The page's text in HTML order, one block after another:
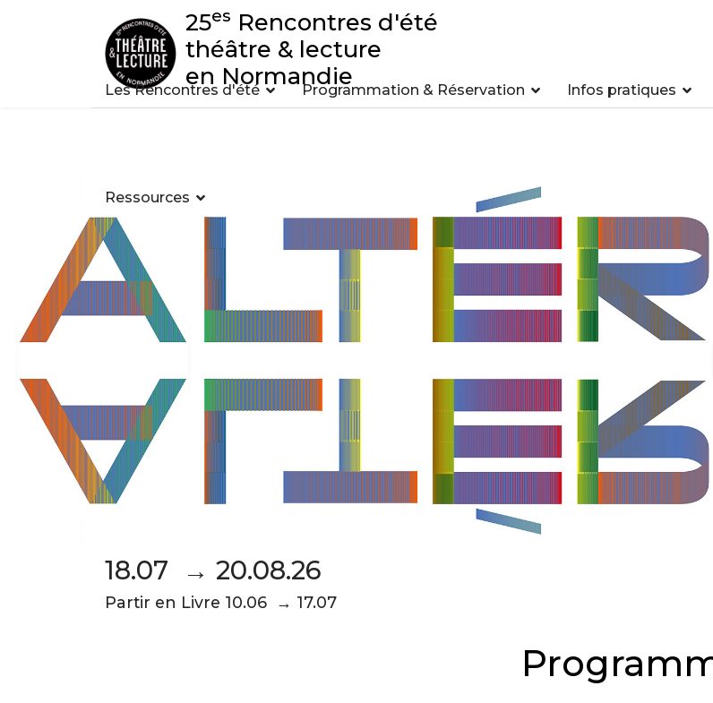
25es Rencontres d'été
théâtre & lecture
en Normandie
Les Rencontres d'été Programmation & Réservation Infos pratiques
Ressources
18.07 → 20.08.26
Partir en Livre 10.06 → 17.07